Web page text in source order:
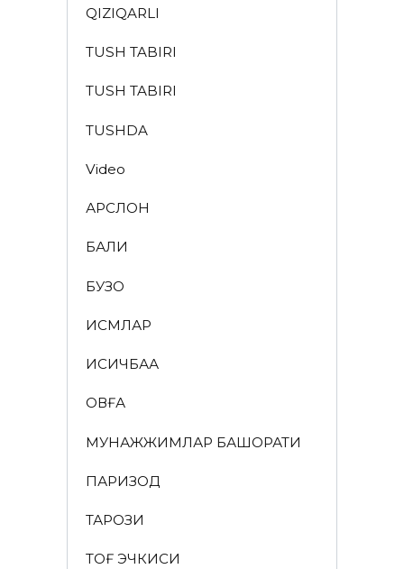
QIZIQARLI
TUSH TABIRI
TUSH TABIRI
TUSHDA
Video
АРСЛОН
БАЛИҚ
БУЗОҚ
ИСМЛАР
ҚИСҚИЧБАҚА
ҚОВҒА
МУНАЖЖИМЛАР БАШОРАТИ
ПАРИЗОД
ТАРОЗИ
ТОҒ ЭЧКИСИ